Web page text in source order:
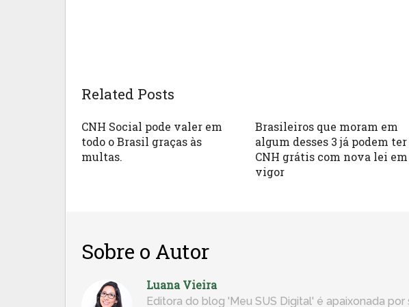
Related Posts
CNH Social pode valer em
todo o Brasil graças às
multas.
Brasileiros que moram em
algum desses 3 já podem ter
CNH grátis com nova lei em
vigor
Sobre o Autor
Luana Vieira
Editora do blog 'Meu SUS Digital' é apaixonada